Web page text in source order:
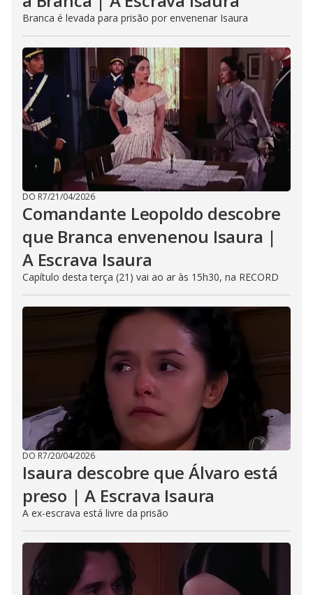
Branca é levada para prisão por envenenar Isaura
DO R7/21/04/2026
Comandante Leopoldo descobre
que Branca envenenou Isaura |
A Escrava Isaura
Capítulo desta terça (21) vai ao ar às 15h30, na RECORD
DO R7/20/04/2026
Isaura descobre que Álvaro está
preso | A Escrava Isaura
A ex-escrava está livre da prisão